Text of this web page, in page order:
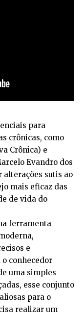
para
crônicas, como
Crônica) e
Evandro dos
alterações sutis ao
mais eficaz das
de vida do
ferramenta
e
conhecedor
uma simples
esse conjunto
para o
realizar um